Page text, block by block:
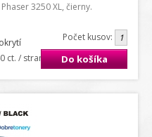
Počet kusov:
Do košíka
3250 XL, čierny.
ct. / strana A4